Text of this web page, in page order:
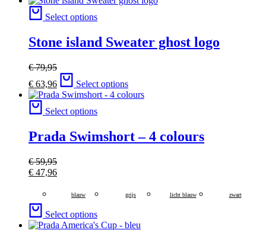
Select options
Stone island Sweater ghost logo
€79,95
€ 63,96 Select options
Select options
Prada Swimshort – 4 colours
€59,95
€ 47,96
blauw grijs licht blauw zwart
Select options